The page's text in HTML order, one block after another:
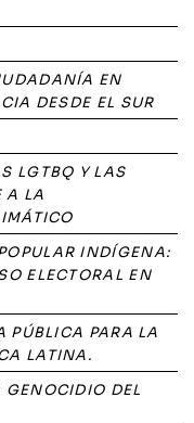
EN
DESDE EL SUR
LGTBQ Y LAS
A LA
INDÍGENA:
ELECTORAL EN
PÚBLICA PARA LA
LATINA.
GENOCIDIO DEL